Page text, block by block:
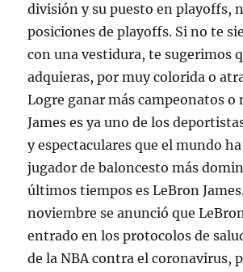
división y su puesto en playoffs,
posiciones de playoffs. Si no te
con una vestidura, te sugerimos
adquieras, por muy colorida o
Logre ganar más campeonatos o
James es ya uno de los
y espectaculares que el mundo
jugador de baloncesto más
últimos tiempos es LeBron
noviembre se anunció que
entrado en los protocolos de
de la NBA contra el coronavirus,